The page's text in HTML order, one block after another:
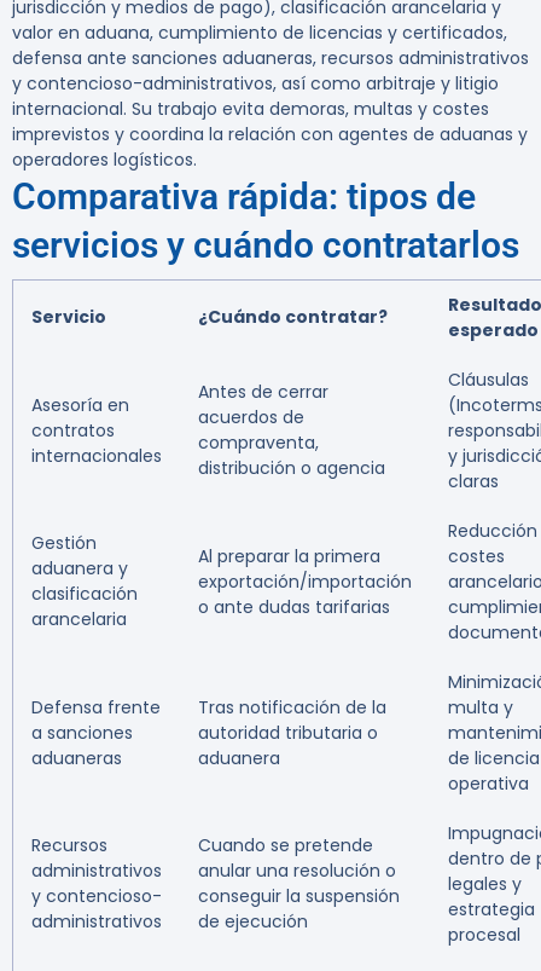
jurisdicción y medios de pago), clasificación arancelaria y
valor en aduana, cumplimiento de licencias y certificados,
defensa ante sanciones aduaneras, recursos administrativos
y contencioso-administrativos, así como arbitraje y litigio
internacional. Su trabajo evita demoras, multas y costes
imprevistos y coordina la relación con agentes de aduanas y
operadores logísticos.
Comparativa rápida: tipos de
servicios y cuándo contratarlos
Servicio ¿Cuándo contratar?
Resultado
esperado
Asesoría en
contratos
internacionales
Antes de cerrar
acuerdos de
compraventa,
distribución o agencia
Cláusulas
y
claras
Gestión
aduanera y
clasificación
arancelaria
Al preparar la primera
exportación/importación
o ante dudas tarifarias
costes
Defensa frente
a sanciones
aduaneras
Tras notificación de la
autoridad tributaria o
aduanera
multa y
de licencia
operativa
Recursos
administrativos
y contencioso-
administrativos
Cuando se pretende
anular una resolución o
conseguir la suspensión
de ejecución
dentro de
legales y
estrategia
procesal